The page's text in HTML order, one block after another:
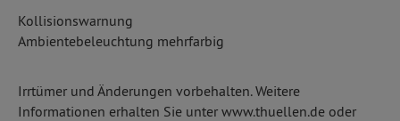
Kollisionswarnung
Ambientebeleuchtung mehrfarbig
Irrtümer und Änderungen vorbehalten. Weitere
Informationen erhalten Sie unter www.thuellen.de oder